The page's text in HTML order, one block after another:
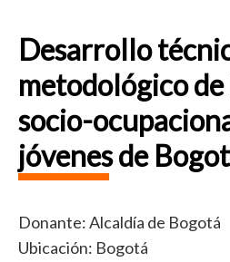
Desarrollo
metodológico
socio-
jóvenes de
Donante: Alcaldía de Bogotá
Ubicación: Bogotá